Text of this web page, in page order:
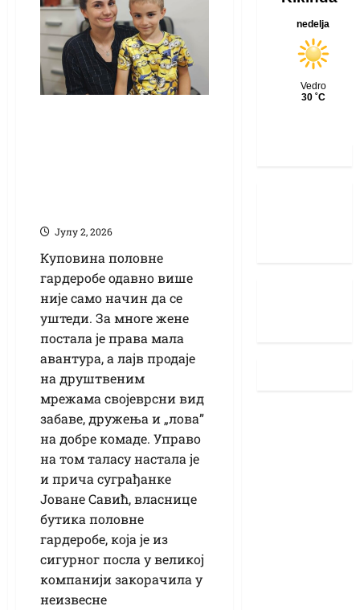
Јулy 2, 2026
Куповина половне
гардеробе одавно више
није само начин да се
уштеди. За многе жене
постала је права мала
авантура, а лајв продаје
на друштвеним
мрежама својеврсни вид
забаве, дружења и „лова”
на добре комаде. Управо
на том таласу настала је
и прича суграђанке
Јоване Савић, власнице
бутика половне
гардеробе, која је из
сигурног посла у великој
компанији закорачила у
неизвесне